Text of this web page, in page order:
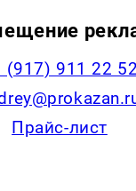
(917) 911 22 52
Прайс-лист